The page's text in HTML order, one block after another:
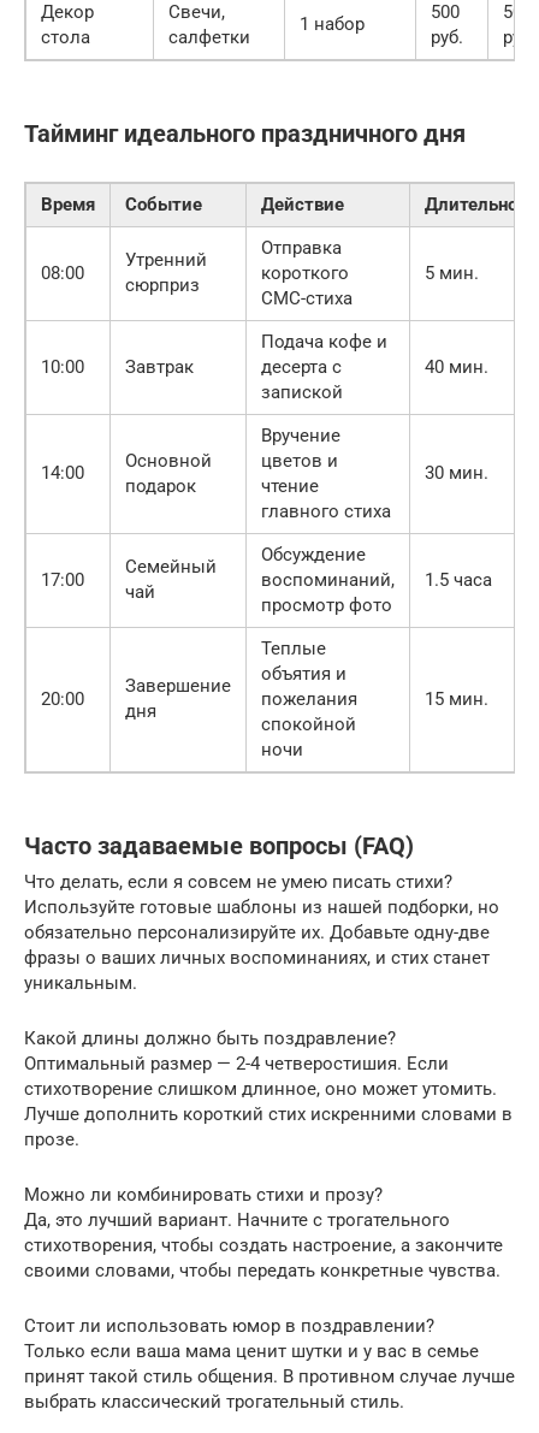
Декор
стола
Свечи,
салфетки
1 набор
500
руб.
500
руб.
Тайминг идеального праздничного дня
Время Событие Действие
08:00
Утренний
сюрприз
Отправка
короткого
СМС-стиха
5 мин.
10:00 Завтрак
Подача кофе и
десерта с
запиской
40 мин.
14:00
Основной
подарок
Вручение
цветов и
чтение
главного стиха
30 мин.
17:00
Семейный
чай
Обсуждение
воспоминаний,
просмотр фото
1.5 часа
20:00
Завершение
дня
Теплые
объятия и
пожелания
спокойной
ночи
15 мин.
Часто задаваемые вопросы (FAQ)
Что делать, если я совсем не умею писать стихи?
Используйте готовые шаблоны из нашей подборки, но
обязательно персонализируйте их. Добавьте одну-две
фразы о ваших личных воспоминаниях, и стих станет
уникальным.
Какой длины должно быть поздравление?
Оптимальный размер — 2-4 четверостишия. Если
стихотворение слишком длинное, оно может утомить.
Лучше дополнить короткий стих искренними словами в
прозе.
Можно ли комбинировать стихи и прозу?
Да, это лучший вариант. Начните с трогательного
стихотворения, чтобы создать настроение, а закончите
своими словами, чтобы передать конкретные чувства.
Стоит ли использовать юмор в поздравлении?
Только если ваша мама ценит шутки и у вас в семье
принят такой стиль общения. В противном случае лучше
выбрать классический трогательный стиль.